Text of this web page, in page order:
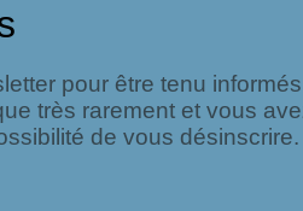
pour être tenu
très rarement et vous
de vous désinscrire.